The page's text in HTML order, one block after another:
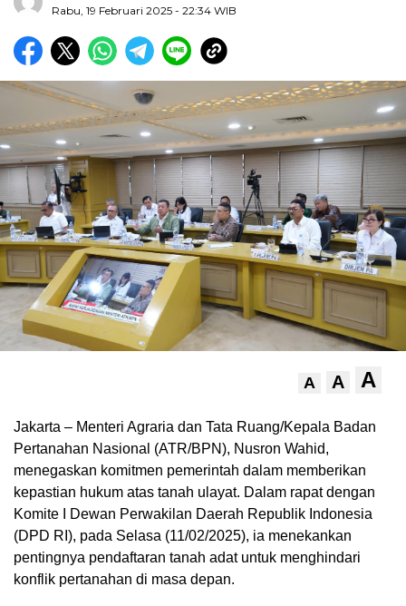
Rabu, 19 Februari 2025 - 22:34 WIB
A A A
Jakarta – Menteri Agraria dan Tata Ruang/Kepala Badan
Pertanahan Nasional (ATR/BPN), Nusron Wahid,
menegaskan komitmen pemerintah dalam memberikan
kepastian hukum atas tanah ulayat. Dalam rapat dengan
Komite I Dewan Perwakilan Daerah Republik Indonesia
(DPD RI), pada Selasa (11/02/2025), ia menekankan
pentingnya pendaftaran tanah adat untuk menghindari
konflik pertanahan di masa depan.